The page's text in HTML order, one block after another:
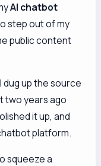
AI chatbot
step out of my
public content
dug up the source
two years ago
it up, and
platform.
squeeze a